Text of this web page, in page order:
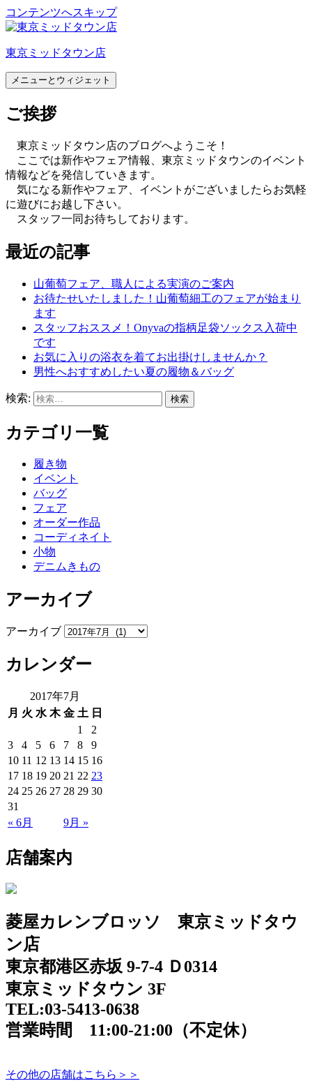
コンテンツへスキップ
東京ミッドタウン店
メニューとウィジェット
ご挨拶
東京ミッドタウン店のブログへようこそ！
ここでは新作やフェア情報、東京ミッドタウンのイベント
情報などを発信していきます。
気になる新作やフェア、イベントがございましたらお気軽
に遊びにお越し下さい。
スタッフ一同お待ちしております。
最近の記事
山葡萄フェア、職人による実演のご案内
お待たせいたしました！山葡萄細工のフェアが始まり
ます
スタッフおススメ！Onyvaの指柄足袋ソックス入荷中
です
お気に入りの浴衣を着てお出掛けしませんか？
男性へおすすめしたい夏の履物＆バッグ
検索:
カテゴリ一覧
履き物
イベント
バッグ
フェア
オーダー作品
コーディネイト
小物
デニムきもの
アーカイブ
アーカイブ
カレンダー
2017年7月
月 火 水 木 金 土 日
« 6月 9月 »
1
2
3
4 5 6 7 8
9
10 11 12 13 14 15 16
17 18 19 20 21 22 23
24 25 26 27 28 29 30
31
店舗案内
菱屋カレンブロッソ 東京ミッドタウ
ン店
東京都港区赤坂 9-7-4 Ｄ0314
東京ミッドタウン 3F
TEL:03-5413-0638
営業時間 11:00-21:00（不定休）
その他の店舗はこちら＞＞